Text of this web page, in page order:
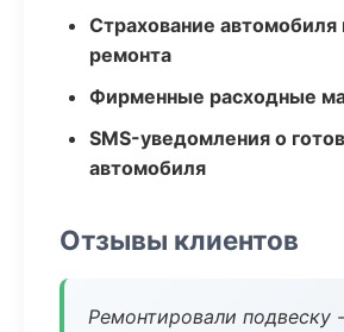
Страхование автомобиля
ремонта
Фирменные расходные
SMS-уведомления о
автомобиля
Отзывы клиентов
Ремонтировали подвеску